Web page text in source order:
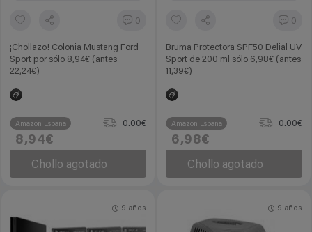
0
¡Chollazo! Colonia Mustang Ford
Sport por sólo 8,94€ (antes
22,24€)
Amazon España 0.00€
8,94€
Chollo agotado
0
Bruma Protectora SPF50 Delial UV
Sport de 200 ml sólo 6,98€ (antes
11,39€)
Amazon España 0.00€
6,98€
Chollo agotado
9 años 9 años